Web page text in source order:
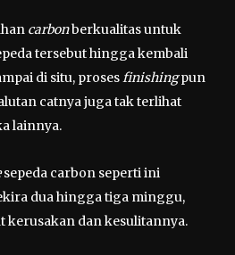
carbonberkualitas untuk
tersebut hingga kembali
di situ, prosesfinishingpun
catnya juga tak terlihat
lainnya.
sepeda carbon seperti ini
dua hingga tiga minggu,
dan kesulitannya.